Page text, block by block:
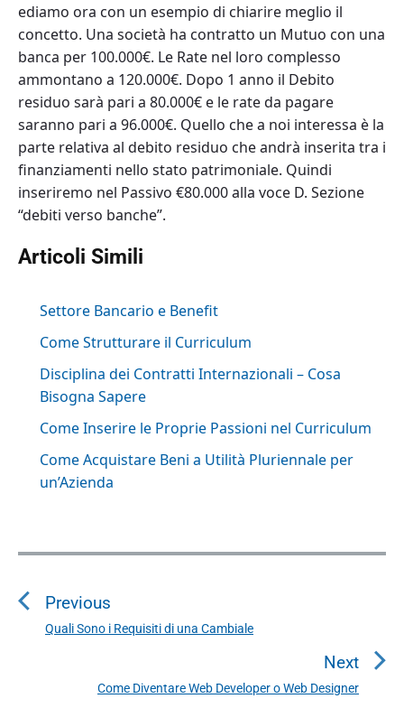
ediamo ora con un esempio di chiarire meglio il
concetto. Una società ha contratto un Mutuo con una
banca per 100.000€. Le Rate nel loro complesso
ammontano a 120.000€. Dopo 1 anno il Debito
residuo sarà pari a 80.000€ e le rate da pagare
saranno pari a 96.000€. Quello che a noi interessa è la
parte relativa al debito residuo che andrà inserita tra i
finanziamenti nello stato patrimoniale. Quindi
inseriremo nel Passivo €80.000 alla voce D. Sezione
“debiti verso banche”.
Articoli Simili
Settore Bancario e Benefit
Come Strutturare il Curriculum
Disciplina dei Contratti Internazionali – Cosa
Bisogna Sapere
Come Inserire le Proprie Passioni nel Curriculum
Come Acquistare Beni a Utilità Pluriennale per
un’Azienda
N
v
Previous
P
Quali Sono i Requisiti di una Cambiale
Next
N
Come Diventare Web Developer o Web Designer